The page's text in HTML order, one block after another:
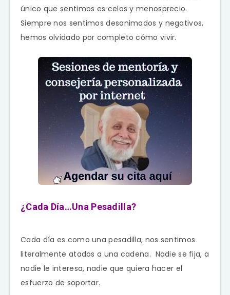
único que sentimos es celos y menosprecio.
Siempre nos sentimos desanimados y negativos,
hemos olvidado por completo cómo vivir.
¿Cada Día…Una Pesadilla?
Cada día es como una pesadilla, nos sentimos
literalmente atados a una cadena. Nadie se fija, a
nadie le interesa, nadie que quiera hacer el
esfuerzo de soportar.